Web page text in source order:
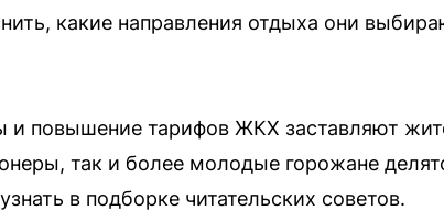
какие направления отдыха они
и повышение тарифов ЖКХ заставляют
так и более молодые горожане
в подборке читательских советов.